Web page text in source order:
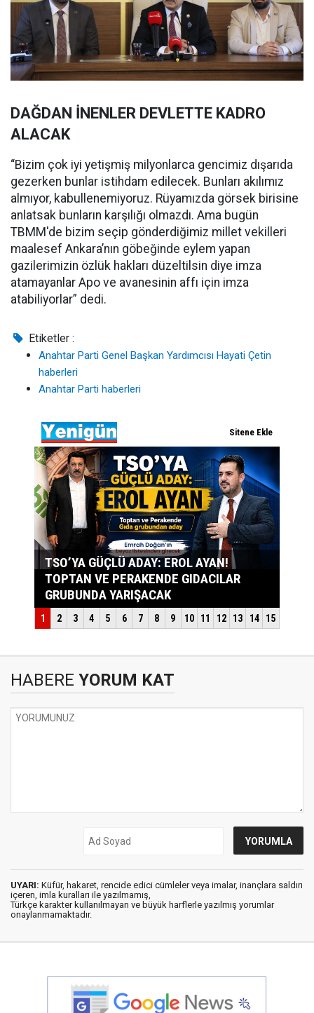
DAĞDAN İNENLER DEVLETTE KADRO
ALACAK
“Bizim çok iyi yetişmiş milyonlarca gencimiz dışarıda
gezerken bunlar istihdam edilecek. Bunları akılımız
almıyor, kabullenemiyoruz. Rüyamızda görsek birisine
anlatsak bunların karşılığı olmazdı. Ama bugün
TBMM'de bizim seçip gönderdiğimiz millet vekilleri
maalesef Ankara’nın göbeğinde eylem yapan
gazilerimizin özlük hakları düzeltilsin diye imza
atamayanlar Apo ve avanesinin affı için imza
atabiliyorlar” dedi.
Etiketler :
Anahtar Parti Genel Başkan Yardımcısı Hayati Çetin
haberleri
Anahtar Parti haberleri
HABERE YORUM KAT
UYARI: Küfür, hakaret, rencide edici cümleler veya imalar, inançlara saldırı
içeren, imla kuralları ile yazılmamış,
Türkçe karakter kullanılmayan ve büyük harflerle yazılmış yorumlar
onaylanmamaktadır.